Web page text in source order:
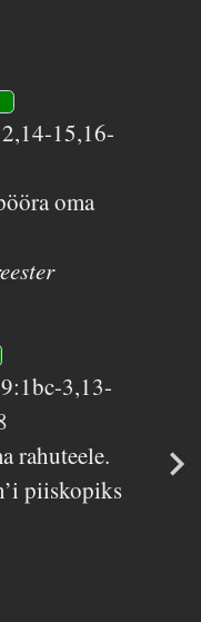
15,16-
oma
3,13-
rahuteele.
piiskopiks